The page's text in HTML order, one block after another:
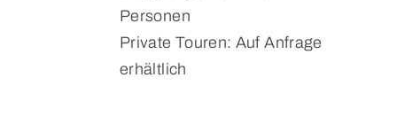
Personen
Private Touren: Auf Anfrage
erhältlich